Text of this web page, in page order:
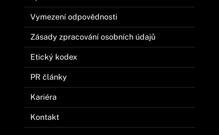
Vymezení odpovědnosti
Zásady zpracování osobních údajů
Etický kodex
PR články
Kariéra
Kontakt